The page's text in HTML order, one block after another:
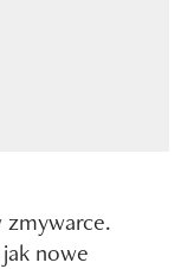
zmywarce.
nowe